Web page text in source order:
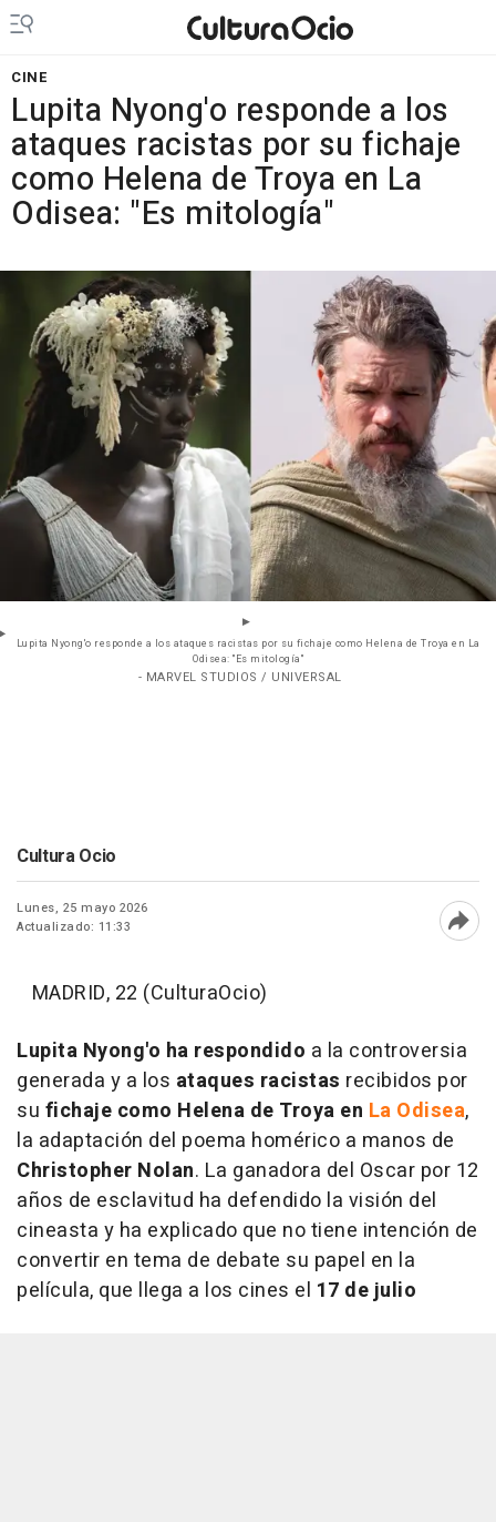
CINE
Lupita Nyong'o responde a los
ataques racistas por su fichaje
como Helena de Troya en La
Odisea: "Es mitología"
Lupita Nyong'o responde a los ataques racistas por su fichaje como Helena de Troya en La
Odisea: "Es mitología"
- MARVEL STUDIOS / UNIVERSAL
Cultura Ocio
Lunes, 25 mayo 2026
Actualizado: 11:33
MADRID, 22 (CulturaOcio)
Lupita Nyong'o ha respondido a la controversia
generada y a los ataques racistas recibidos por
su fichaje como Helena de Troya en La Odisea,
la adaptación del poema homérico a manos de
Christopher Nolan. La ganadora del Oscar por 12
años de esclavitud ha defendido la visión del
cineasta y ha explicado que no tiene intención de
convertir en tema de debate su papel en la
película, que llega a los cines el 17 de julio